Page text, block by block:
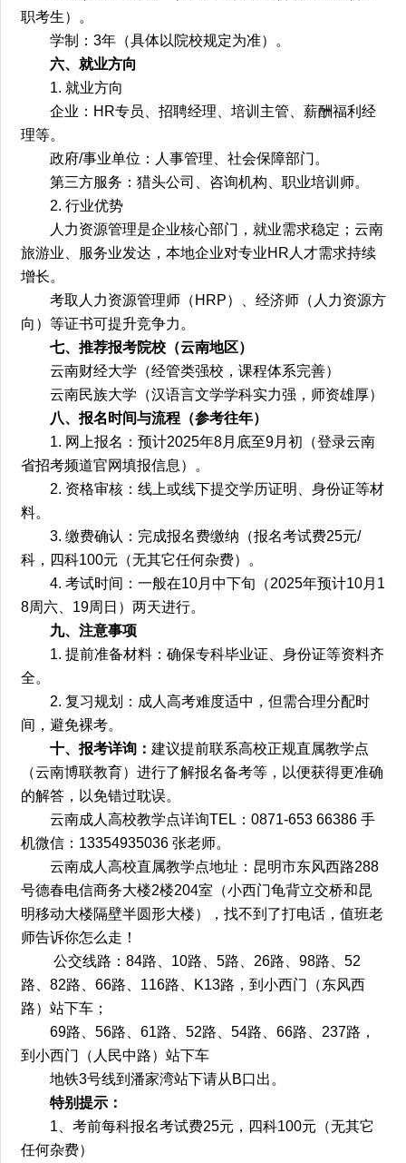
职考生）。
学制：3年（具体以院校规定为准）。
六、就业方向
1. 就业方向
企业：HR专员、招聘经理、培训主管、薪酬福利经
理等。
政府/事业单位：人事管理、社会保障部门。
第三方服务：猎头公司、咨询机构、职业培训师。
2. 行业优势
人力资源管理是企业核心部门，就业需求稳定；云南
旅游业、服务业发达，本地企业对专业HR人才需求持续
增长。
考取人力资源管理师（HRP）、经济师（人力资源方
向）等证书可提升竞争力。
七、推荐报考院校（云南地区）
云南财经大学（经管类强校，课程体系完善）
云南民族大学（汉语言文学学科实力强，师资雄厚）
八、报名时间与流程（参考往年）
1. 网上报名：预计2025年8月底至9月初（登录云南
省招考频道官网填报信息）。
2. 资格审核：线上或线下提交学历证明、身份证等材
料。
3. 缴费确认：完成报名费缴纳（报名考试费25元/
科，四科100元（无其它任何杂费）。
4. 考试时间：一般在10月中下旬（2025年预计10月1
8周六、19周日）两天进行。
九、注意事项
1. 提前准备材料：确保专科毕业证、身份证等资料齐
全。
2. 复习规划：成人高考难度适中，但需合理分配时
间，避免裸考。
十、报考详询：建议提前联系高校正规直属教学点
（云南博联教育）进行了解报名备考等，以便获得更准确
的解答，以免错过耽误。
云南成人高校教学点详询TEL：0871-653 66386 手
机微信：13354935036 张老师。
云南成人高校直属教学点地址：昆明市东风西路288
号德春电信商务大楼2楼204室（小西门龟背立交桥和昆
明移动大楼隔壁半圆形大楼），找不到了打电话，值班老
师告诉你怎么走！
公交线路：84路、10路、5路、26路、98路、52
路、82路、66路、116路、K13路，到小西门（东风西
路）站下车；
69路、56路、61路、52路、54路、66路、237路，
到小西门（人民中路）站下车
地铁3号线到潘家湾站下请从B口出。
特别提示：
1、考前每科报名考试费25元，四科100元（无其它
任何杂费）